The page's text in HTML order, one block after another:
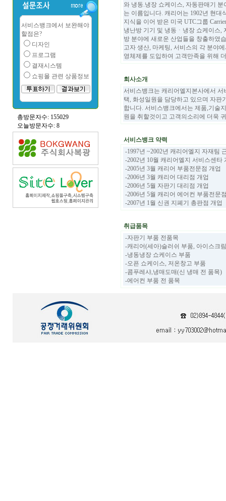
서비스뱅크에서 보완해야
할점은?
디자인
프로그램
결재시스템
쇼핑몰 관련 상품정보
총방문자수: 155029
오늘방문자수: 8
와 냉동.냉장 쇼케이스, 자동판매기
는 이름입니다. 캐리어는 1902년 현
지식을 이어 받은 미국 UTC그룹
냉난방 기기 및 냉동ㆍ냉장 쇼케이스,
방 분야에 새로운 산업들을 창출하였
고자 생산, 마케팅, 서비스의 각 분야
영체제를 도입하여 고객만족을 위해
회사소개
서비스뱅크는 캐리어엘지본사에서
택, 화성일원을 담당하고 있으며 자판
합니다. 서비스뱅크에서는 제품,기술
원을 취할것이고 고객의소리에 더욱
서비스뱅크 약력
-1997년 ~2002년 캐리어엘지 자재팀
-2002년 10월 캐리어엘지 서비스센타
-2005년 3월 캐리어 부품전문점 개업
-2006년 3월 캐리어 대리점 개업
-2006년 5월 자판기 대리점 개업
-2006년 5월 캐리어 에어컨 부품전문
-2007년 1월 신권 지폐기 총판점 개업
취급품목
-자판기 부품 전품목
-캐리어(세아)슬러쉬 부품, 아이스크
-냉동냉장 쇼케이스 부품
-오픈 쇼케이스, 저온창고 부품
-콤푸레샤,냉매도매(신 냉매 전 품목)
-에어컨 부품 전 품목